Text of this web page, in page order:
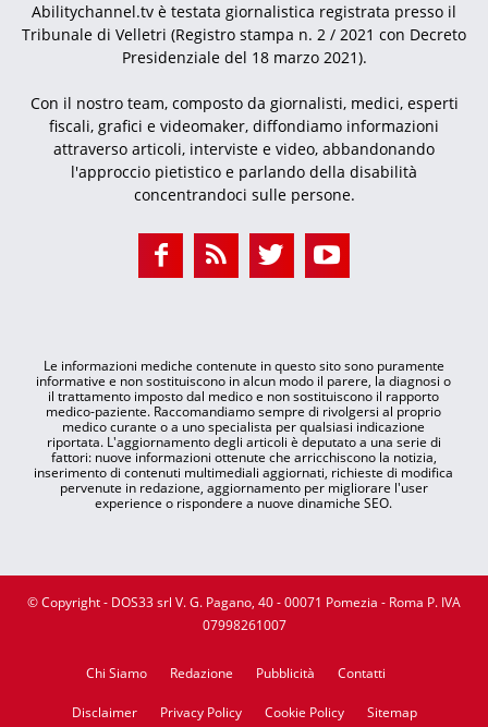
Abilitychannel.tv è testata giornalistica registrata presso il
Tribunale di Velletri (Registro stampa n. 2 / 2021 con Decreto
Presidenziale del 18 marzo 2021).
Con il nostro team, composto da giornalisti, medici, esperti
fiscali, grafici e videomaker, diffondiamo informazioni
attraverso articoli, interviste e video, abbandonando
l'approccio pietistico e parlando della disabilità
concentrandoci sulle persone.
Le informazioni mediche contenute in questo sito sono puramente
informative e non sostituiscono in alcun modo il parere, la diagnosi o
il trattamento imposto dal medico e non sostituiscono il rapporto
medico-paziente. Raccomandiamo sempre di rivolgersi al proprio
medico curante o a uno specialista per qualsiasi indicazione
riportata. L'aggiornamento degli articoli è deputato a una serie di
fattori: nuove informazioni ottenute che arricchiscono la notizia,
inserimento di contenuti multimediali aggiornati, richieste di modifica
pervenute in redazione, aggiornamento per migliorare l'user
experience o rispondere a nuove dinamiche SEO.
© Copyright - DOS33 srl V. G. Pagano, 40 - 00071 Pomezia - Roma P. IVA
07998261007
Chi Siamo Redazione Pubblicità Contatti
Disclaimer Privacy Policy Cookie Policy Sitemap